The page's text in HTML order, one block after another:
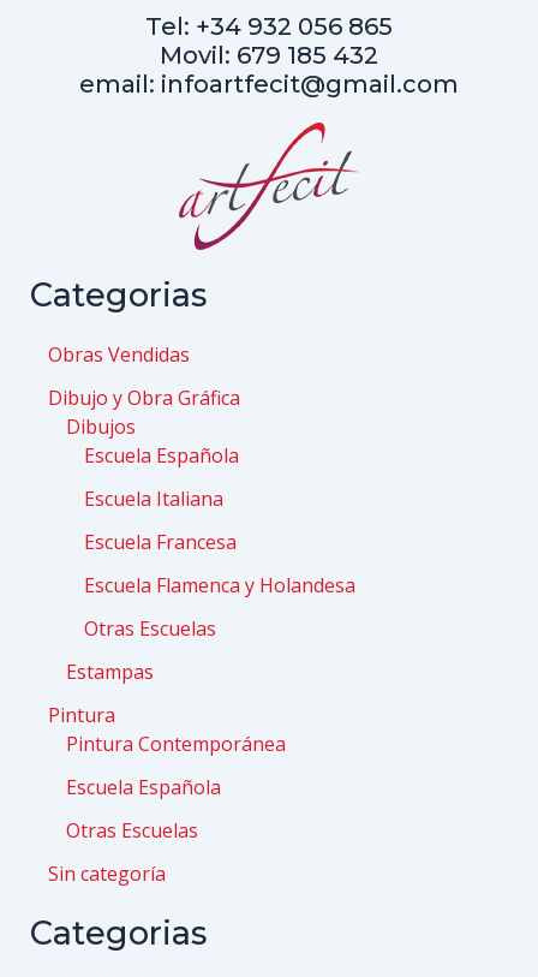
Tel: +34 932 056 865
Movil: 679 185 432
email: infoartfecit@gmail.com
Categorias
Obras Vendidas
Dibujo y Obra Gráfica
Dibujos
Escuela Española
Escuela Italiana
Escuela Francesa
Escuela Flamenca y Holandesa
Otras Escuelas
Estampas
Pintura
Pintura Contemporánea
Escuela Española
Otras Escuelas
Sin categoría
Categorias